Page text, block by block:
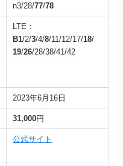
n3/28/77/78
LTE：
B1/2/3/4/8/11/12/17/18/
19/26/28/38/41/42
2023年6月16日
31,000円
公式サイト